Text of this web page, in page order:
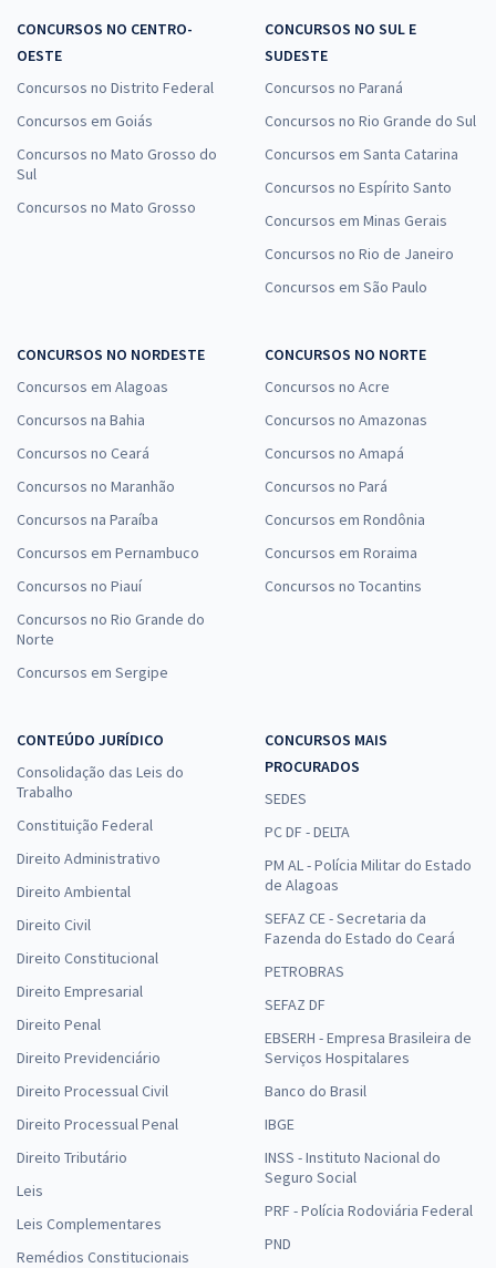
CONCURSOS NO CENTRO-
OESTE
Concursos no Distrito Federal
Concursos em Goiás
Concursos no Mato Grosso do
Sul
Concursos no Mato Grosso
CONCURSOS NO SUL E
SUDESTE
Concursos no Paraná
Concursos no Rio Grande do Sul
Concursos em Santa Catarina
Concursos no Espírito Santo
Concursos em Minas Gerais
Concursos no Rio de Janeiro
Concursos em São Paulo
CONCURSOS NO NORDESTE
Concursos em Alagoas
Concursos na Bahia
Concursos no Ceará
Concursos no Maranhão
Concursos na Paraíba
Concursos em Pernambuco
Concursos no Piauí
Concursos no Rio Grande do
Norte
Concursos em Sergipe
CONCURSOS NO NORTE
Concursos no Acre
Concursos no Amazonas
Concursos no Amapá
Concursos no Pará
Concursos em Rondônia
Concursos em Roraima
Concursos no Tocantins
CONTEÚDO JURÍDICO
Consolidação das Leis do
Trabalho
Constituição Federal
Direito Administrativo
Direito Ambiental
Direito Civil
Direito Constitucional
Direito Empresarial
Direito Penal
Direito Previdenciário
Direito Processual Civil
Direito Processual Penal
Direito Tributário
Leis
Leis Complementares
Remédios Constitucionais
CONCURSOS MAIS
PROCURADOS
SEDES
PC DF - DELTA
PM AL - Polícia Militar do Estado
de Alagoas
SEFAZ CE - Secretaria da
Fazenda do Estado do Ceará
PETROBRAS
SEFAZ DF
EBSERH - Empresa Brasileira de
Serviços Hospitalares
Banco do Brasil
IBGE
INSS - Instituto Nacional do
Seguro Social
PRF - Polícia Rodoviária Federal
PND